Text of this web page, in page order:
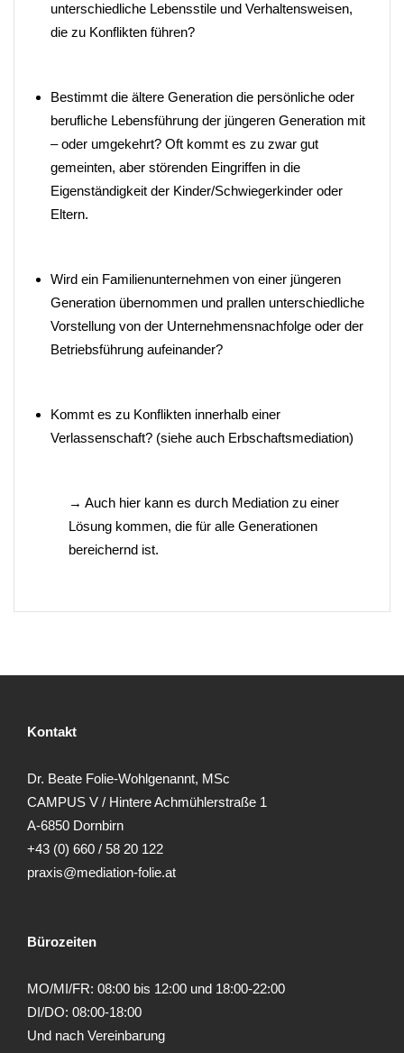
unterschiedliche Lebensstile und Verhaltensweisen,
die zu Konflikten führen?
Bestimmt die ältere Generation die persönliche oder
berufliche Lebensführung der jüngeren Generation mit
– oder umgekehrt? Oft kommt es zu zwar gut
gemeinten, aber störenden Eingriffen in die
Eigenständigkeit der Kinder/Schwiegerkinder oder
Eltern.
Wird ein Familienunternehmen von einer jüngeren
Generation übernommen und prallen unterschiedliche
Vorstellung von der Unternehmensnachfolge oder der
Betriebsführung aufeinander?
Kommt es zu Konflikten innerhalb einer
Verlassenschaft? (siehe auch Erbschaftsmediation)
→ Auch hier kann es durch Mediation zu einer
Lösung kommen, die für alle Generationen
bereichernd ist.
Kontakt
Dr. Beate Folie-Wohlgenannt, MSc
CAMPUS V / Hintere Achmühlerstraße 1
A-6850 Dornbirn
+43 (0) 660 / 58 20 122
praxis@mediation-folie.at
Bürozeiten
MO/MI/FR: 08:00 bis 12:00 und 18:00-22:00
DI/DO: 08:00-18:00
Und nach Vereinbarung